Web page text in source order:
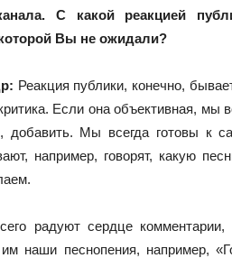
С какой реакцией
Вы не ожидали?
Реакция публики, конечно,
Если она объективная, мы
добавить. Мы всегда готовы к
например, говорят, какую
радуют сердце
наши песнопения, например,